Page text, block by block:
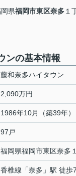
県福岡市東区奈多 １
ンの基本情報
藤和奈多ハイタウン
2,090万円
1986年10月（築39年）
97戸
福岡県福岡市東区奈多
香椎線 「奈多 」駅 徒歩